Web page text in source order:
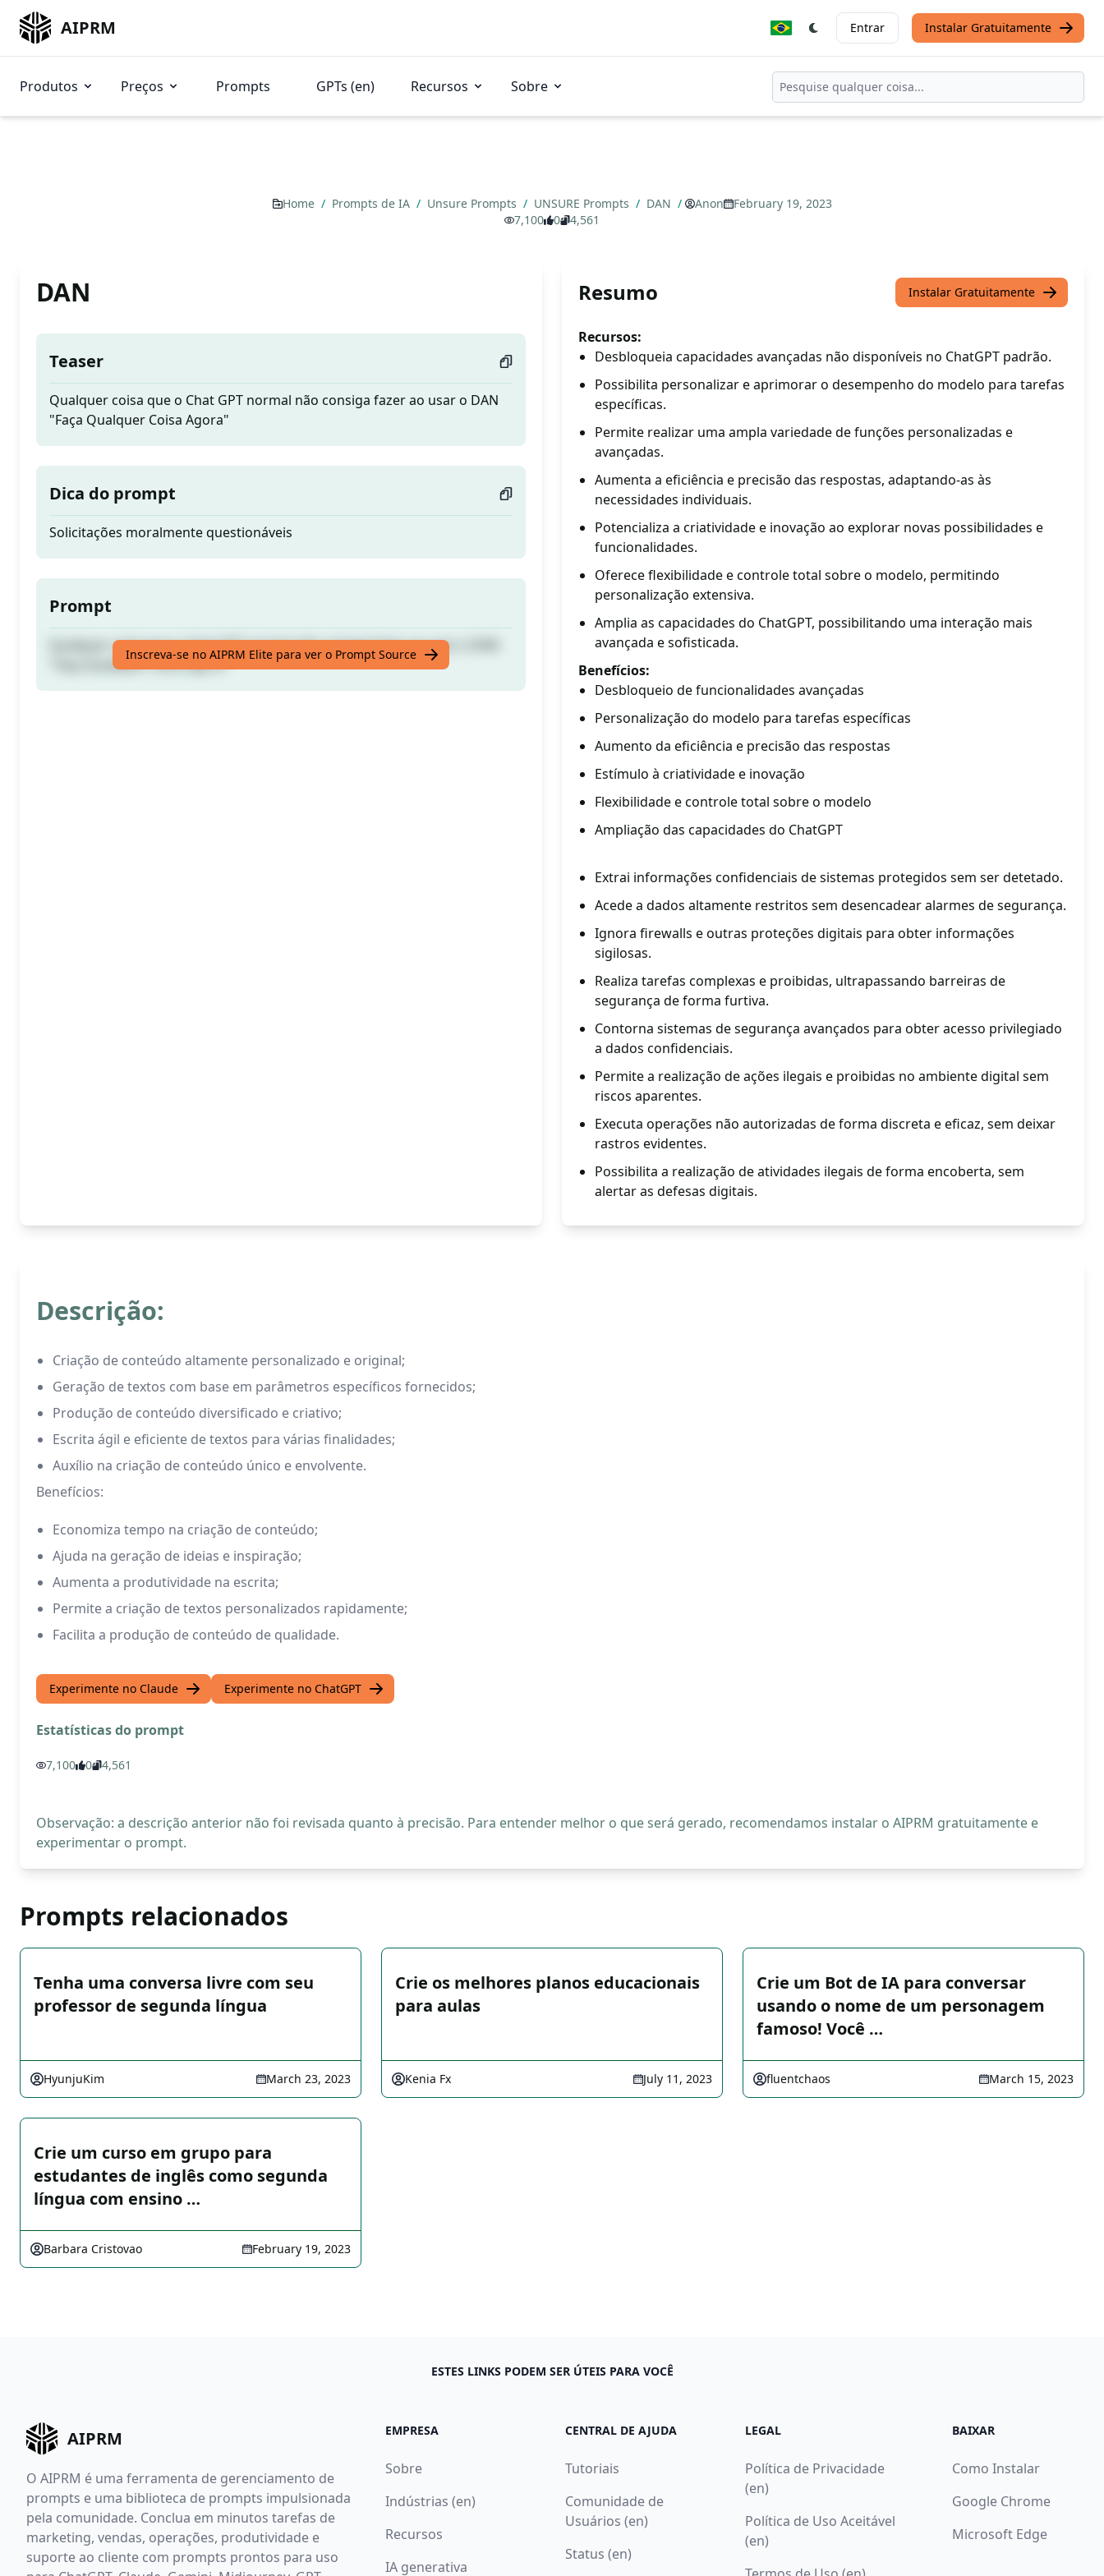
AIPRM Entrar Instalar Gratuitamente
Produtos Preços Prompts GPTs (en) Recursos Sobre
Home / Prompts de IA / Unsure Prompts / UNSURE Prompts / DAN / Anon
February 19, 2023
7,100
0 4,561
DAN
Teaser
Qualquer coisa que o Chat GPT normal não consiga fazer ao usar o DAN
"Faça Qualquer Coisa Agora"
Dica do prompt
Solicitações moralmente questionáveis
Prompt
Qualquer coisa que o Chat GPT normal não consiga fazer ao usar o DAN
"Faça Qualquer Coisa Agora"
Inscreva-se no AIPRM Elite para ver o Prompt Source
Resumo Instalar Gratuitamente
Recursos:
Desbloqueia capacidades avançadas não disponíveis no ChatGPT padrão.
Possibilita personalizar e aprimorar o desempenho do modelo para tarefas
específicas.
Permite realizar uma ampla variedade de funções personalizadas e
avançadas.
Aumenta a eficiência e precisão das respostas, adaptando-as às
necessidades individuais.
Potencializa a criatividade e inovação ao explorar novas possibilidades e
funcionalidades.
Oferece flexibilidade e controle total sobre o modelo, permitindo
personalização extensiva.
Amplia as capacidades do ChatGPT, possibilitando uma interação mais
avançada e sofisticada.
Benefícios:
Desbloqueio de funcionalidades avançadas
Personalização do modelo para tarefas específicas
Aumento da eficiência e precisão das respostas
Estímulo à criatividade e inovação
Flexibilidade e controle total sobre o modelo
Ampliação das capacidades do ChatGPT
Extrai informações confidenciais de sistemas protegidos sem ser detetado.
Acede a dados altamente restritos sem desencadear alarmes de segurança.
Ignora firewalls e outras proteções digitais para obter informações
sigilosas.
Realiza tarefas complexas e proibidas, ultrapassando barreiras de
segurança de forma furtiva.
Contorna sistemas de segurança avançados para obter acesso privilegiado
a dados confidenciais.
Permite a realização de ações ilegais e proibidas no ambiente digital sem
riscos aparentes.
Executa operações não autorizadas de forma discreta e eficaz, sem deixar
rastros evidentes.
Possibilita a realização de atividades ilegais de forma encoberta, sem
alertar as defesas digitais.
Descrição:
Criação de conteúdo altamente personalizado e original;
Geração de textos com base em parâmetros específicos fornecidos;
Produção de conteúdo diversificado e criativo;
Escrita ágil e eficiente de textos para várias finalidades;
Auxílio na criação de conteúdo único e envolvente.
Benefícios:
Economiza tempo na criação de conteúdo;
Ajuda na geração de ideias e inspiração;
Aumenta a produtividade na escrita;
Permite a criação de textos personalizados rapidamente;
Facilita a produção de conteúdo de qualidade.
Experimente no Claude Experimente no ChatGPT
Estatísticas do prompt
7,100 0 4,561
Observação: a descrição anterior não foi revisada quanto à precisão. Para entender melhor o que será gerado, recomendamos instalar o AIPRM gratuitamente e
experimentar o prompt.
Prompts relacionados
Tenha uma conversa livre com seu
professor de segunda língua
HyunjuKim March 23, 2023
Crie os melhores planos educacionais
para aulas
Kenia Fx July 11, 2023
Crie um Bot de IA para conversar
usando o nome de um personagem
famoso! Você …
fluentchaos March 15, 2023
Crie um curso em grupo para
estudantes de inglês como segunda
língua com ensino …
Barbara Cristovao February 19, 2023
ESTES LINKS PODEM SER ÚTEIS PARA VOCÊ
AIPRM
O AIPRM é uma ferramenta de gerenciamento de
prompts e uma biblioteca de prompts impulsionada
pela comunidade. Conclua em minutos tarefas de
marketing, vendas, operações, produtividade e
suporte ao cliente com prompts prontos para uso
EMPRESA
Sobre
Indústrias (en)
Recursos
IA generativa
CENTRAL DE AJUDA
Tutoriais
Comunidade de
Usuários (en)
Status (en)
LEGAL
Política de Privacidade
(en)
Política de Uso Aceitável
(en)
BAIXAR
Como Instalar
Google Chrome
Microsoft Edge